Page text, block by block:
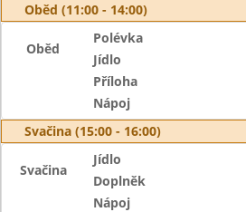
Oběd (11:00 - 14:00)
Oběd
Polévka
Jídlo
Příloha
Nápoj
Svačina (15:00 - 16:00)
Svačina
Jídlo
Doplněk
Nápoj